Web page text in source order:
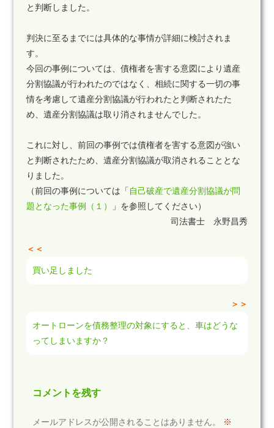
と判断しました。
判決に至るまでには具体的な事情が詳細に検討されま
す。
今回の事例については、債権者を害する意図により遺産
分割協議が行われたのではなく、相続に関する一切の事
情を考慮して遺産分割協議が行われたと判断されたた
め、遺産分割協議は取り消されませんでした。
これに対し、前回の事例では債権者を害する意図が強い
と判断されたため、遺産分割協議が取消されることとな
りました。
（前回の事例については「 自己破産で遺産分割協議が問
題となった事例（１）
」を参照してください）
司法書士 永野昌秀
＜＜
買い足しました
＞＞
オートローンを債務整理の対象にすると、車はどうな
ってしまいますか？
コメントを残す
メールアドレスが公開されることはありません。
※